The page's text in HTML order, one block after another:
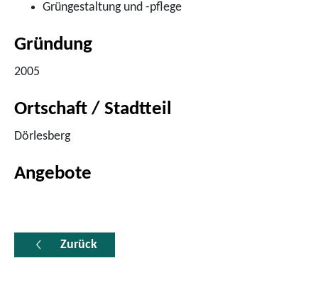
Grüngestaltung und -pflege
Gründung
2005
Ortschaft / Stadtteil
Dörlesberg
Angebote
Zurück